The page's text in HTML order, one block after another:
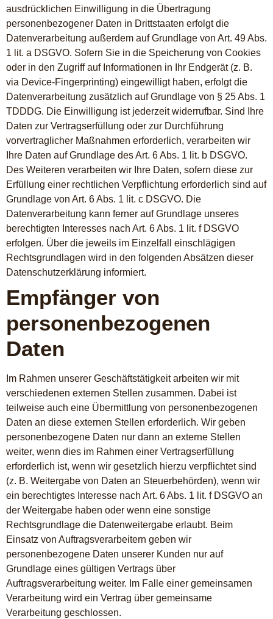
ausdrücklichen Einwilligung in die Übertragung
personenbezogener Daten in Drittstaaten erfolgt die
Datenverarbeitung außerdem auf Grundlage von Art. 49 Abs.
1 lit. a DSGVO. Sofern Sie in die Speicherung von Cookies
oder in den Zugriff auf Informationen in Ihr Endgerät (z. B.
via Device-Fingerprinting) eingewilligt haben, erfolgt die
Datenverarbeitung zusätzlich auf Grundlage von § 25 Abs. 1
TDDDG. Die Einwilligung ist jederzeit widerrufbar. Sind Ihre
Daten zur Vertragserfüllung oder zur Durchführung
vorvertraglicher Maßnahmen erforderlich, verarbeiten wir
Ihre Daten auf Grundlage des Art. 6 Abs. 1 lit. b DSGVO.
Des Weiteren verarbeiten wir Ihre Daten, sofern diese zur
Erfüllung einer rechtlichen Verpflichtung erforderlich sind auf
Grundlage von Art. 6 Abs. 1 lit. c DSGVO. Die
Datenverarbeitung kann ferner auf Grundlage unseres
berechtigten Interesses nach Art. 6 Abs. 1 lit. f DSGVO
erfolgen. Über die jeweils im Einzelfall einschlägigen
Rechtsgrundlagen wird in den folgenden Absätzen dieser
Datenschutzerklärung informiert.
Empfänger von
personenbezogenen
Daten
Im Rahmen unserer Geschäftstätigkeit arbeiten wir mit
verschiedenen externen Stellen zusammen. Dabei ist
teilweise auch eine Übermittlung von personenbezogenen
Daten an diese externen Stellen erforderlich. Wir geben
personenbezogene Daten nur dann an externe Stellen
weiter, wenn dies im Rahmen einer Vertragserfüllung
erforderlich ist, wenn wir gesetzlich hierzu verpflichtet sind
(z. B. Weitergabe von Daten an Steuerbehörden), wenn wir
ein berechtigtes Interesse nach Art. 6 Abs. 1 lit. f DSGVO an
der Weitergabe haben oder wenn eine sonstige
Rechtsgrundlage die Datenweitergabe erlaubt. Beim
Einsatz von Auftragsverarbeitern geben wir
personenbezogene Daten unserer Kunden nur auf
Grundlage eines gültigen Vertrags über
Auftragsverarbeitung weiter. Im Falle einer gemeinsamen
Verarbeitung wird ein Vertrag über gemeinsame
Verarbeitung geschlossen.